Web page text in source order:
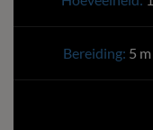
Bereiding: 5 m